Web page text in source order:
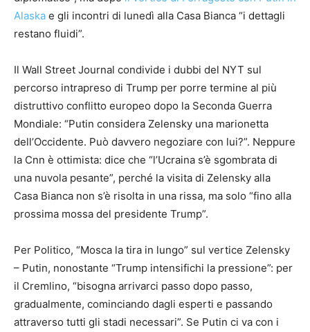
Alaska e gli incontri di lunedì alla Casa Bianca “i dettagli
restano fluidi”.
Il Wall Street Journal condivide i dubbi del NYT sul
percorso intrapreso di Trump per porre termine al più
distruttivo conflitto europeo dopo la Seconda Guerra
Mondiale: “Putin considera Zelensky una marionetta
dell’Occidente. Può davvero negoziare con lui?”. Neppure
la Cnn è ottimista: dice che “l’Ucraina s’è sgombrata di
una nuvola pesante”, perché la visita di Zelensky alla
Casa Bianca non s’è risolta in una rissa, ma solo “fino alla
prossima mossa del presidente Trump”.
Per Politico, “Mosca la tira in lungo” sul vertice Zelensky
– Putin, nonostante “Trump intensifichi la pressione”: per
il Cremlino, “bisogna arrivarci passo dopo passo,
gradualmente, cominciando dagli esperti e passando
attraverso tutti gli stadi necessari”. Se Putin ci va con i